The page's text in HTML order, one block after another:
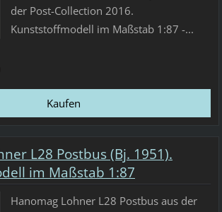
der Post-Collection 2016.
Kunststoffmodell im Maßstab 1:87 -...
L28 Postbus (Bj. 1951).
im Maßstab 1:87
Hanomag Lohner L28 Postbus aus der